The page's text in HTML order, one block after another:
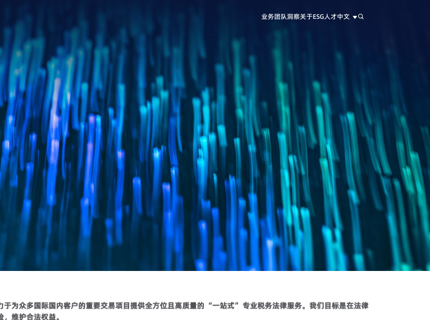
业务团队洞察关于ESG人才中文
为众多国际国内客户的重要交易项目提供全方位且高质量的 “一站式” 专业税务法律服务。我们目标是在法律
维护合法权益。